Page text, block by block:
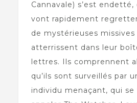
Cannavale) s’est endetté,
vont rapidement
de mystérieuses missives
atterrissent dans leur
lettres. Ils comprennent
qu’ils sont surveillés par
individu menaçant, qui se